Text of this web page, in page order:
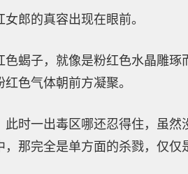
郎的真容出现在眼前。
蝎子，就像是粉红色水晶雕琢
色气体朝前方凝聚。
时一出毒区哪还忍得住，虽然
那完全是单方面的杀戮，仅仅